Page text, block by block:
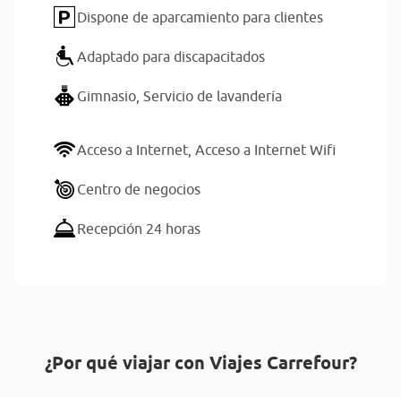
Dispone de aparcamiento para clientes
Adaptado para discapacitados
Gimnasio, Servicio de lavandería
Acceso a Internet, Acceso a Internet Wifi
Centro de negocios
Recepción 24 horas
¿Por qué viajar con Viajes Carrefour?